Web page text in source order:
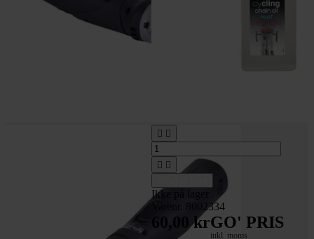
 
 
Ikke på lager
Varenr. 8002334
60,00 krGO' PRIS
inkl. moms